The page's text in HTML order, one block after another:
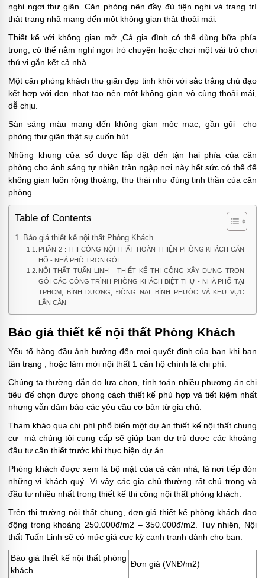
nghỉ ngơi thư giãn. Căn phòng nên đầy đủ tiện nghi và trang trí
thật trang nhã mang đến một không gian thật thoải mái.
Thiết kế với không gian mở ,Cả gia đình có thể dùng bữa phía
trong, có thể nằm nghỉ ngơi trò chuyện hoặc chơi một vài trò chơi
thú vị gắn kết cả nhà.
Một căn phòng khách thư giãn đẹp tinh khôi với sắc trắng chủ đạo
kết hợp với đen nhạt tạo nên một không gian vô cùng thoải mái,
dễ chịu.
Sàn sáng màu mang đến không gian mộc mạc, gần gũi cho
phòng thư giãn thật sự cuốn hút.
Những khung cửa sổ được lắp đặt đến tận hai phía của căn
phòng cho ánh sáng tự nhiên tràn ngập nơi này hết sức có thể để
không gian luôn rộng thoáng, thư thái như đúng tinh thần của căn
phòng.
Table of Contents
Báo giá thiết kế nội thất Phòng Khách
PHẦN 2 : THI CÔNG NỘI THẤT HOÀN THIỆN PHÒNG KHÁCH CĂN
HỘ - NHÀ PHỐ TRỌN GÓI
NỘI THẤT TUẤN LINH - THIẾT KẾ THI CÔNG XÂY DỰNG TRỌN
GÓI CÁC CÔNG TRÌNH PHÒNG KHÁCH BIỆT THỰ - NHÀ PHỐ TẠI
TPHCM, BÌNH DƯƠNG, ĐỒNG NAI, BÌNH PHƯỚC VÀ KHU VỰC
LÂN CẬN
Báo giá thiết kế nội thất Phòng Khách
Yếu tố hàng đầu ảnh hưởng đến mọi quyết định của bạn khi bạn
tân trạng , hoặc làm mới nội thất 1 căn hộ chính là chi phí.
Chúng ta thường đắn đo lựa chọn, tính toán nhiều phương án chi
tiêu để chọn được phong cách thiết kế phù hợp và tiết kiệm nhất
nhưng vẫn đảm bảo các yêu cầu cơ bản từ gia chủ.
Tham khảo qua chi phí phổ biến một dự án thiết kế nội thất chung
cư mà chúng tôi cung cấp sẽ giúp bạn dự trù được các khoảng
đầu tư cần thiết trước khi thực hiện dự án.
Phòng khách được xem là bộ mặt của cả căn nhà, là nơi tiếp đón
những vị khách quý. Vì vậy các gia chủ thường rất chú trọng và
đầu tư nhiều nhất trong thiết kế thi công nội thất phòng khách.
Trên thị trường nội thất chung, đơn giá thiết kế phòng khách dao
động trong khoảng 250.000đ/m2 – 350.000đ/m2. Tuy nhiên, Nội
thất Tuấn Linh sẽ có mức giá cực kỳ cạnh tranh dành cho bạn:
Báo giá thiết kế nội thất phòng
khách
Đơn giá (VNĐ/m2)